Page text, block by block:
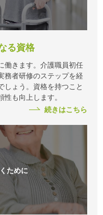
る資格
働きます。介護職員初任
務者研修のステップを経
しょう。資格を持つこと
も向上します。
続きはこちら
ために